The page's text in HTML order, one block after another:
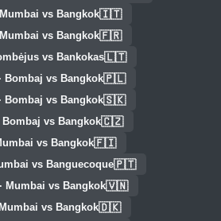
🇮🇹
Mumbai vs Bangkok
🇫🇷
Mumbai vs Bangkok
🇱🇹
vs Bankokas
🇵🇱
Bombaj vs Bangkok
🇸🇰
Bombaj vs Bangkok
🇨🇿
Bombaj vs Bangkok
🇫🇮
vs Bangkok
🇵🇹
vs Banguecoque
🇻🇳
Mumbai vs Bangkok
🇩🇰
vs Bangkok